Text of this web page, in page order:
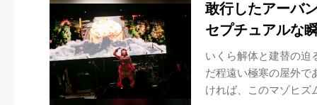
敢行したアーバ
セプチュアルな
いくら解体と建替の迫
だ程遠い極寒の屋外で
ければ、このマゾヒズ